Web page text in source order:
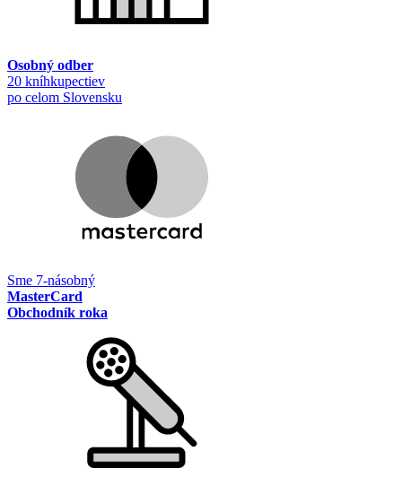
Osobný odber
20 kníhkupectiev
po celom Slovensku
Sme 7-násobný
MasterCard
Obchodník roka